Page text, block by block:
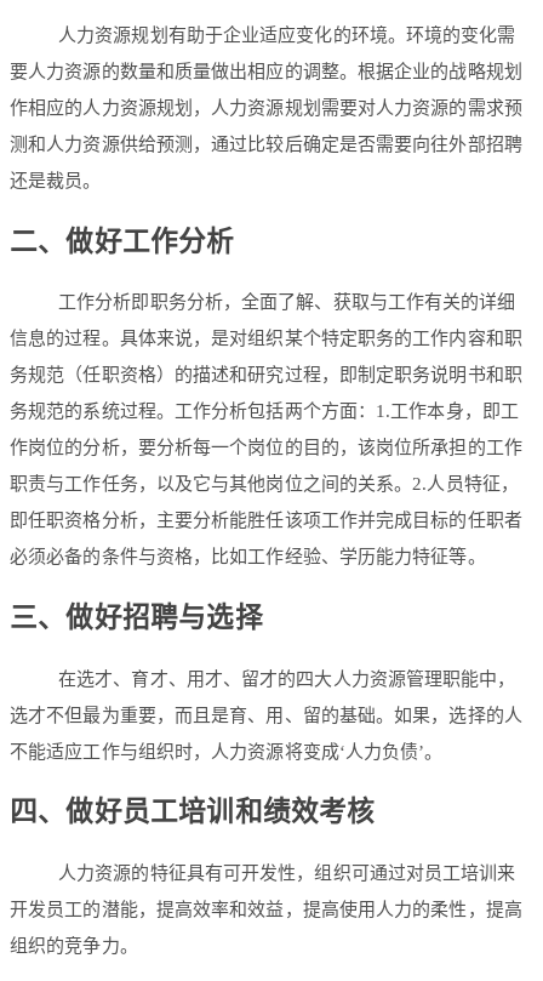
人力资源规划有助于企业适应变化的环境。环境的变化需
要人力资源的数量和质量做出相应的调整。根据企业的战略规划
作相应的人力资源规划，人力资源规划需要对人力资源的需求预
测和人力资源供给预测，通过比较后确定是否需要向往外部招聘
还是裁员。
二、做好工作分析
工作分析即职务分析，全面了解、获取与工作有关的详细
信息的过程。具体来说，是对组织某个特定职务的工作内容和职
务规范（任职资格）的描述和研究过程，即制定职务说明书和职
务规范的系统过程。工作分析包括两个方面：1.工作本身，即工
作岗位的分析，要分析每一个岗位的目的，该岗位所承担的工作
职责与工作任务，以及它与其他岗位之间的关系。2.人员特征，
即任职资格分析，主要分析能胜任该项工作并完成目标的任职者
必须必备的条件与资格，比如工作经验、学历能力特征等。
三、做好招聘与选择
在选才、育才、用才、留才的四大人力资源管理职能中，
选才不但最为重要，而且是育、用、留的基础。如果，选择的人
不能适应工作与组织时，人力资源将变成‘人力负债’。
四、做好员工培训和绩效考核
人力资源的特征具有可开发性，组织可通过对员工培训来
开发员工的潜能，提高效率和效益，提高使用人力的柔性，提高
组织的竞争力。